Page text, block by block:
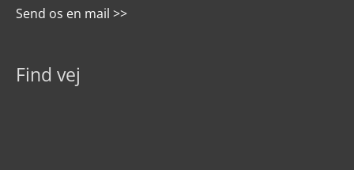
Send os en mail >>
Find vej